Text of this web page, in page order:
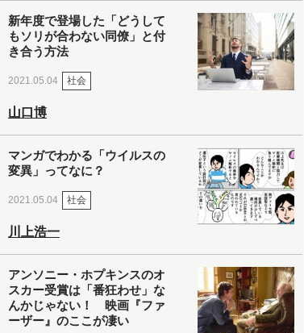
新年度で登場した「どうして
もソリが合わない同僚」と付
き合う方法
2021.05.04 社会
山口博
マンガでわかる「ウイルスの
変異」ってなに？
2021.05.04 社会
川上浩一
アンソニー・ホプキンスのオ
スカー受賞は「番狂わせ」な
んかじゃない！ 映画『ファ
ーザー』のここが凄い